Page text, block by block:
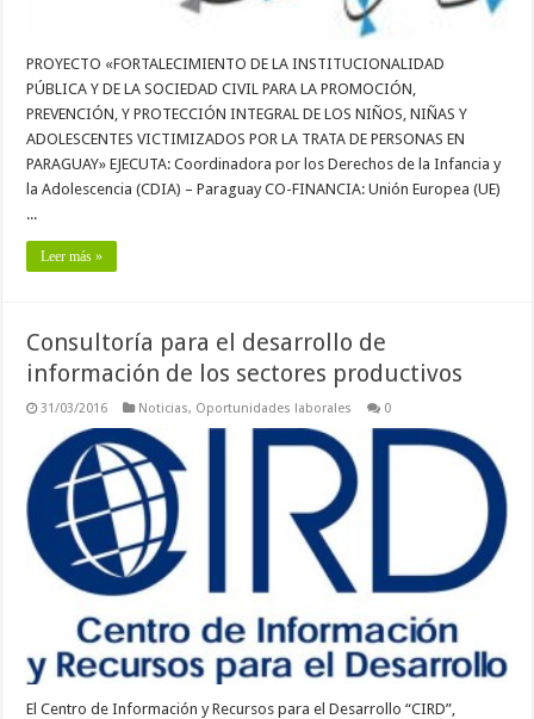
PROYECTO «FORTALECIMIENTO DE LA INSTITUCIONALIDAD
PÚBLICA Y DE LA SOCIEDAD CIVIL PARA LA PROMOCIÓN,
PREVENCIÓN, Y PROTECCIÓN INTEGRAL DE LOS NIÑOS, NIÑAS Y
ADOLESCENTES VICTIMIZADOS POR LA TRATA DE PERSONAS EN
PARAGUAY» EJECUTA: Coordinadora por los Derechos de la Infancia y
la Adolescencia (CDIA) – Paraguay CO-FINANCIA: Unión Europea (UE)
...
Leer más »
Consultoría para el desarrollo de
información de los sectores productivos
31/03/2016 Noticias, Oportunidades laborales 0
El Centro de Información y Recursos para el Desarrollo “CIRD”,